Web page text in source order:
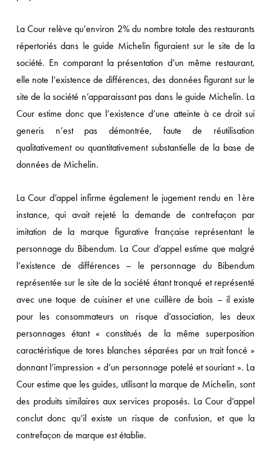
La Cour relève qu’environ 2% du nombre totale des restaurants
répertoriés dans le guide Michelin figuraient sur le site de la
société. En comparant la présentation d’un même restaurant,
elle note l’existence de différences, des données figurant sur le
site de la société n’apparaissant pas dans le guide Michelin. La
Cour estime donc que l’existence d’une atteinte à ce droit sui
generis n’est pas démontrée, faute de réutilisation
qualitativement ou quantitativement substantielle de la base de
données de Michelin.
La Cour d’appel infirme également le jugement rendu en 1ère
instance, qui avait rejeté la demande de contrefaçon par
imitation de la marque figurative française représentant le
personnage du Bibendum. La Cour d’appel estime que malgré
l’existence de différences – le personnage du Bibendum
représentée sur le site de la société étant tronqué et représenté
avec une toque de cuisiner et une cuillère de bois – il existe
pour les consommateurs un risque d’association, les deux
personnages étant « constitués de la même superposition
caractéristique de tores blanches séparées par un trait foncé »
donnant l’impression « d’un personnage potelé et souriant ». La
Cour estime que les guides, utilisant la marque de Michelin, sont
des produits similaires aux services proposés. La Cour d’appel
conclut donc qu’il existe un risque de confusion, et que la
contrefaçon de marque est établie.